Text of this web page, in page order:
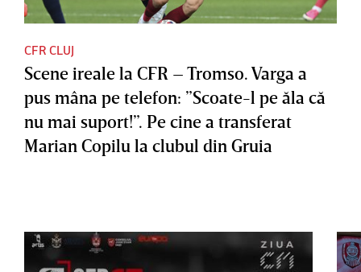
CFR CLUJ
Scene ireale la CFR – Tromso. Varga a
pus mâna pe telefon: ”Scoate-l pe ăla că
nu mai suport!”. Pe cine a transferat
Marian Copilu la clubul din Gruia